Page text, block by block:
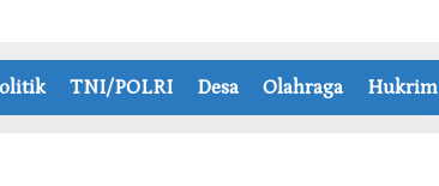
TNI/POLRI Desa Olahraga Hukrim